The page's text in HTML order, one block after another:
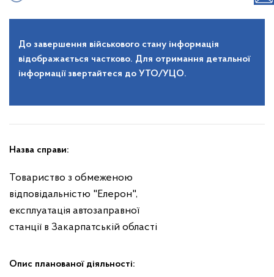
До завершення військового стану інформація
відображається частково. Для отримання детальної
інформації звертайтеся до УТО/УЦО.
Назва справи:
Товариство з обмеженою
відповідальністю "Елерон",
експлуатація автозаправної
станції в Закарпатській області
Опис планованої діяльності: